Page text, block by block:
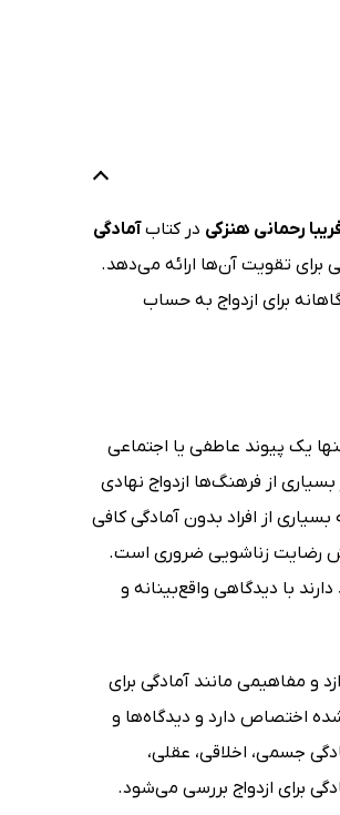
رحمانی هنزکی در کتابآمادگی
برای تقویت آن‌ها ارائه می‌دهد.
برای ازدواج به حساب
یک پیوند عاطفی یا اجتماعی
از فرهنگ‌ها ازدواج نهادی
از افراد بدون آمادگی کافی
رضایت زناشویی ضروری است.
با دیدگاهی واقع‌بینانه و
و مفاهیمی مانند آمادگی برای
اختصاص دارد و دیدگاه‌ها و
جسمی، اخلاقی، عقلی،
برای ازدواج بررسی می‌شود.